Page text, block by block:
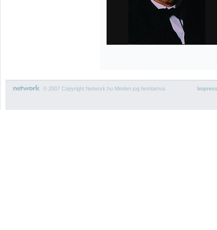
© 2007 Copyright Network.hu Minden jog fenntartva.